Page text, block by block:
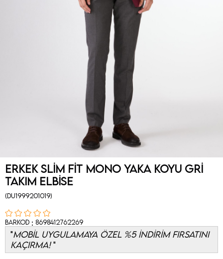
Erkek Slim Fit Mono Yaka Koyu Gri
Takım Elbise
(DU1999201019)
Barkod : 8698412762269
MOBİL UYGULAMAYA ÖZEL %5 İNDİRİM FIRSATINI
KAÇIRMA!